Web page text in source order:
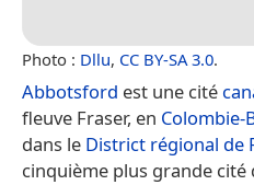
Photo : Dllu, CC BY-SA 3.0.
Abbotsford est une cité
fleuve Fraser, en
dans le District régional de
cinquième plus grande